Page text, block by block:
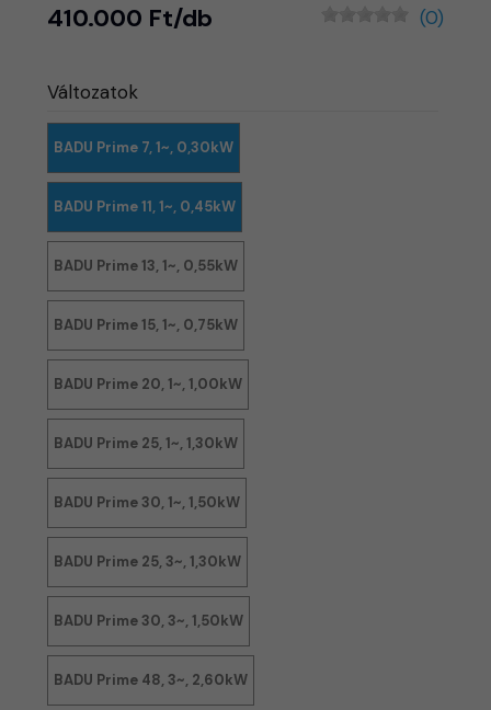
410.000 Ft/db (0)
Változatok
BADU Prime 7, 1~, 0,30kW
BADU Prime 11, 1~, 0,45kW
BADU Prime 13, 1~, 0,55kW
BADU Prime 15, 1~, 0,75kW
BADU Prime 20, 1~, 1,00kW
BADU Prime 25, 1~, 1,30kW
BADU Prime 30, 1~, 1,50kW
BADU Prime 25, 3~, 1,30kW
BADU Prime 30, 3~, 1,50kW
BADU Prime 48, 3~, 2,60kW